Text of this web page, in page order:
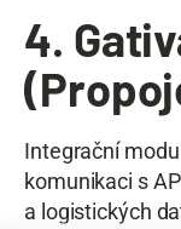
4.
Integrační
komunikaci s
a logistických